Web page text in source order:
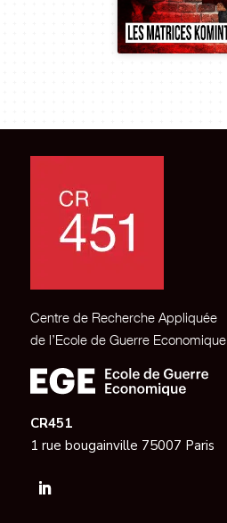
Centre de Recherche Appliquée
de l’Ecole de Guerre Economique
CR451
1 rue bougainville 75007 Paris